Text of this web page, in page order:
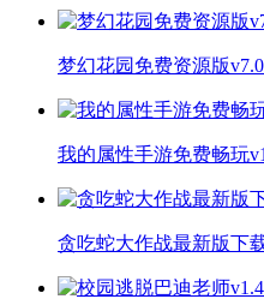
梦幻花园免费资源版
我的属性手游免费畅玩
贪吃蛇大作战最新版下